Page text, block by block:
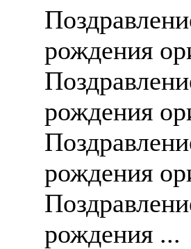
рождения
рождения
рождения
рождения ...